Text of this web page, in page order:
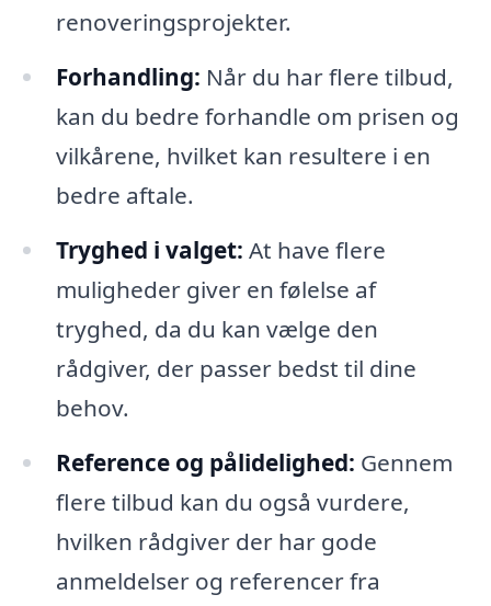
renoveringsprojekter.
Forhandling: Når du har flere tilbud,
kan du bedre forhandle om prisen og
vilkårene, hvilket kan resultere i en
bedre aftale.
Tryghed i valget: At have flere
muligheder giver en følelse af
tryghed, da du kan vælge den
rådgiver, der passer bedst til dine
behov.
Reference og pålidelighed: Gennem
flere tilbud kan du også vurdere,
hvilken rådgiver der har gode
anmeldelser og referencer fra